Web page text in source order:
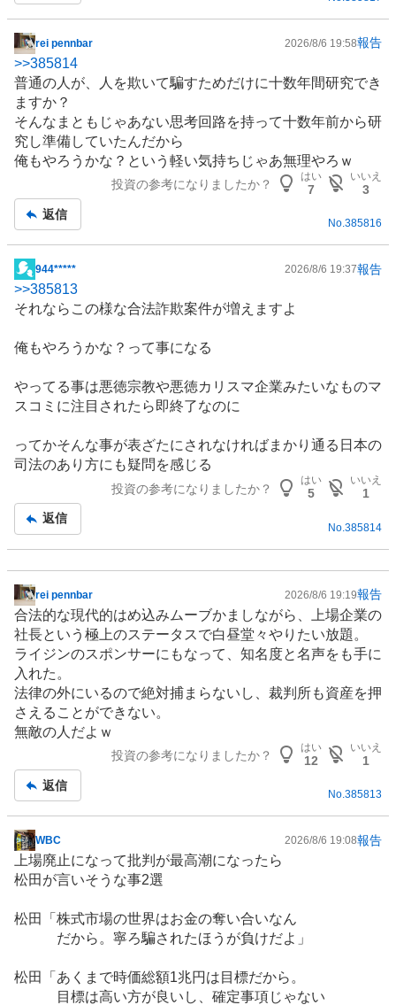
掲
示
板
記
事
rei pennbar 2026/8/6 19:58報告
>>385814
普通の人が、人を欺いて騙すためだけに十数年間研究でき
ますか？
そんなまともじゃあない思考回路を持って十数年前から研
究し準備していたんだから
俺もやろうかな？という軽い気持ちじゃあ無理やろｗ
投資の参考になりましたか？
はい
7
いいえ
3
返信
No.385816
掲
示
板
事
944***** 2026/8/6 19:37報告
>>385813
それならこの様な合法詐欺案件が増えますよ
俺もやろうかな？って事になる
やってる事は悪徳宗教や悪徳カリスマ企業みたいなものマ
スコミに注目されたら即終了なのに
ってかそんな事が表ざたにされなければまかり通る日本の
司法のあり方にも疑問を感じる
投資の参考になりましたか？
はい
5
いいえ
1
返信
No. 385814
掲
示
板
記
事
rei pennbar 2026/8/6 19:19報告
合法的な現代的はめ込みムーブかましながら、上場企業の
社長という極上のステータスで白昼堂々やりたい放題。
ライジンのスポンサーにもなって、知名度と名声をも手に
入れた。
法律の外にいるので絶対捕まらないし、裁判所も資産を押
さえることができない。
無敵の人だよｗ
投資の参考になりましたか？
はい
12
いいえ
1
返信
No.385813
掲
示
板
事
WBC 2026/8/6 19:08報告
上場廃止になって批判が最高潮になったら
松田が言いそうな事2選
松田「 株式市場の世界はお金の奪い合いなん
だから。寧ろ騙されたほうが負けだよ」
松田「あくまで時価総額1兆円は目標だから。
目標は高い方が良いし、確定事項じゃない